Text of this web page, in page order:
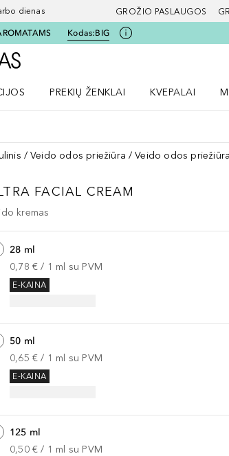
dienas GROŽIO PASLAUGOS
Kodas:BIG
Į Douglas pagrindinį puslapį
PREKIŲ ŽENKLAI
KVEPALAI
Veido odos priežiūra Veido odos priežiūra
FACIAL CREAM
kremas
28 ml
0,78 € / 1 ml su PVM
E-KAINA
50 ml
0,65 € / 1 ml su PVM
E-KAINA
125 ml
0,50 € / 1 ml su PVM